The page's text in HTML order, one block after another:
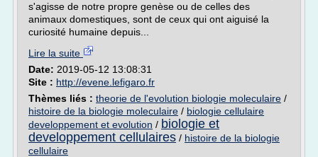
s'agisse de notre propre genèse ou de celles des
animaux domestiques, sont de ceux qui ont aiguisé la
curiosité humaine depuis...
Lire la suite
Date: 2019-05-12 13:08:31
Site : http://evene.lefigaro.fr
Thèmes liés : theorie de l'evolution biologie moleculaire /
histoire de la biologie moleculaire / biologie cellulaire
developpement et evolution / biologie et
developpement cellulaires / histoire de la biologie
cellulaire